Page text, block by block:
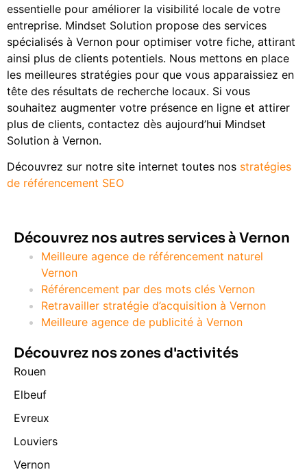
essentielle pour améliorer la visibilité locale de votre
entreprise. Mindset Solution propose des services
spécialisés à Vernon pour optimiser votre fiche, attirant
ainsi plus de clients potentiels. Nous mettons en place
les meilleures stratégies pour que vous apparaissiez en
tête des résultats de recherche locaux. Si vous
souhaitez augmenter votre présence en ligne et attirer
plus de clients, contactez dès aujourd’hui Mindset
Solution à Vernon.
Découvrez sur notre site internet toutes nos stratégies
de référencement SEO
Découvrez nos autres services à Vernon
Meilleure agence de référencement naturel
Vernon
Référencement par des mots clés Vernon
Retravailler stratégie d’acquisition à Vernon
Meilleure agence de publicité à Vernon
Découvrez nos zones d'activités
Rouen
Elbeuf
Evreux
Louviers
Vernon